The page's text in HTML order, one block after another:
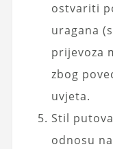
ostvariti
uragana
prijevoza
zbog
uvjeta.
Stil
odnosu